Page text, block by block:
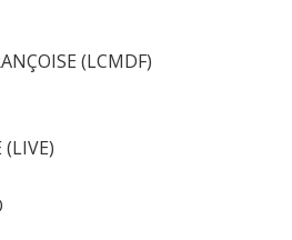
(LCMDF)
(LIVE)